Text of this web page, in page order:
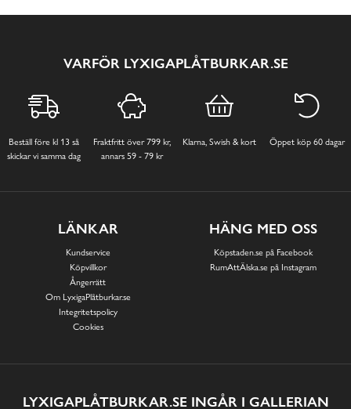
VARFÖR LYXIGAPLÅTBURKAR.SE
Beställ före kl 13 så
skickar vi samma dag
Fraktfritt över 799 kr,
annars 59 - 79 kr
Klarna, Swish & kort Öppet köp 60 dagar
LÄNKAR
Kundservice
Köpvillkor
Ångerrätt
Om LyxigaPlåtburkar.se
Integritetspolicy
Cookies
HÄNG MED OSS
Köpstaden.se på Facebook
RumAttÄlska.se på Instagram
LYXIGAPLÅTBURKAR.SE INGÅR I GALLERIAN